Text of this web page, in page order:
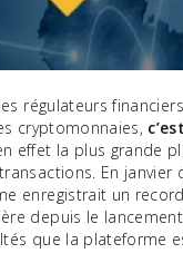
régulateurs
cryptomonnaies,
effet la plus grande
En
enregistrait un
depuis le
que la plateforme